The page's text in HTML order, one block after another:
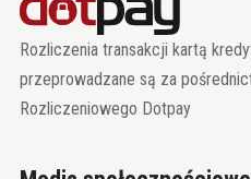
Rozliczenia transakcji kartą
przeprowadzane są za
Rozliczeniowego Dotpay